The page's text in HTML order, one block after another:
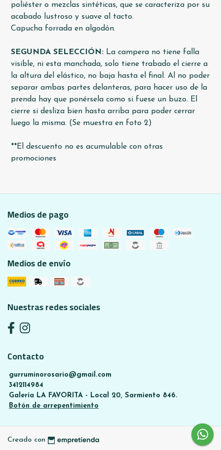
poliéster o mezclas sintéticas, que se caracteriza por su
acabado lustroso y suave al tacto.
Capucha forrada en algodón.
SEGUNDA SELECCIÓN: La campera no tiene falla
visible, ni esta manchada, solo tiene trabado el cierre a
la altura del elástico, no baja hasta el final. Al no poder
separar ambas partes delanteras, para hacer uso de la
prenda hay que ponérsela como si fuese un buzo. El
cierre si desliza bien hasta arriba para poder cerrar
luego la misma. (Se muestra en foto 2)
**El descuento no es acumulable con otras
promociones
Medios de pago
Medios de envío
Nuestras redes sociales
Contacto
gurruminorosario@gmail.com
3412114984
Galería LA FAVORITA - Local 20, Sarmiento 846.
Botón de arrepentimiento
Creado con